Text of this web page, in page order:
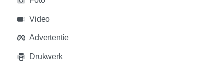
Video
Advertentie
Drukwerk